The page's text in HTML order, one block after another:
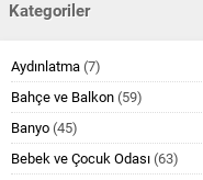
Kategoriler
Aydınlatma (7)
Bahçe ve Balkon (59)
Banyo (45)
Bebek ve Çocuk Odası (63)